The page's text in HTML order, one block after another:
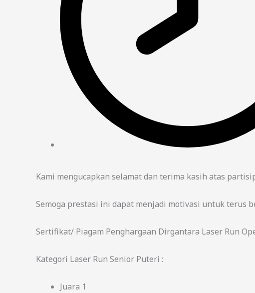
Kami mengucapkan selamat dan terima kasih atas
Semoga prestasi ini dapat menjadi motivasi untuk terus
Sertifikat/ Piagam Penghargaan Dirgantara Laser Run
Kategori Laser Run Senior Puteri :
Juara 1